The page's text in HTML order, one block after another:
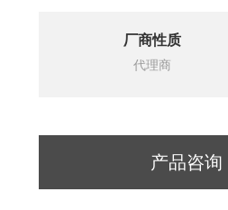
厂商性质
代理商
产品咨询